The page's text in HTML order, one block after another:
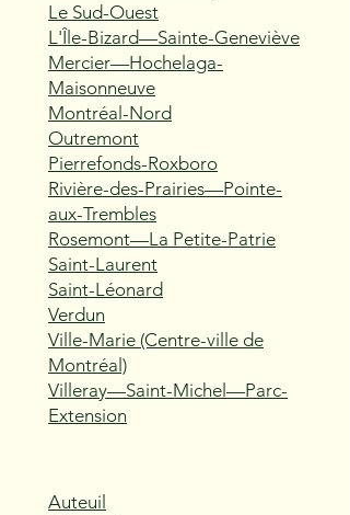
Le Sud-Ouest
L'Île-Bizard—Sainte-Geneviève
Mercier—Hochelaga-
Maisonneuve
Montréal-Nord
Outremont
Pierrefonds-Roxboro
Rivière-des-Prairies—Pointe-
aux-Trembles
Rosemont—La Petite-Patrie
Saint-Laurent
Saint-Léonard
Verdun
Ville-Marie (Centre-ville de
Montréal)
Villeray—Saint-Michel—Parc-
Extension
Auteuil